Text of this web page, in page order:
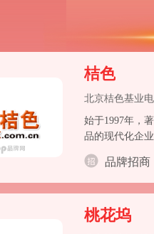
与运营移动
桔色
北京桔色基业
始于1997年，
品的现代化企
内一家成人用
性健康情趣用品
品牌招商
桃花坞